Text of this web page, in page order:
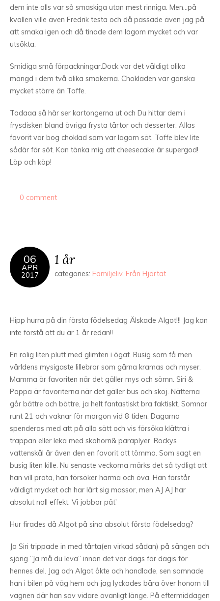
dem inte alls var så smaskiga utan mest rinniga. Men…på
kvällen ville även Fredrik testa och då passade även jag på
att smaka igen och då tinade dem lagom mycket och var
utsökta.
Smidiga små förpackningar.Dock var det väldigt olika
mängd i dem två olika smakerna. Chokladen var ganska
mycket större än Toffe.
Tadaaa så här ser kartongerna ut och Du hittar dem i
frysdisken bland övriga frysta tårtor och desserter. Allas
favorit var bog choklad som var lagom söt. Toffe blev lite
sådär för söt. Kan tänka mig att cheesecake är supergod!
Löp och köp!
0 comment
06
APR
2017
1 år
categories: Familjeliv, Från Hjärtat
Hipp hurra på din första födelsedag Älskade Algot!!! Jag kan
inte förstå att du är 1 år redan!!
En rolig liten plutt med glimten i ögat. Busig som få men
världens mysigaste lillebror som gärna kramas och myser.
Mamma är favoriten när det gäller mys och sömn. Siri &
Pappa är favoriterna när det gäller bus och skoj. Nätterna
går bättre och bättre, ja helt fantastiskt bra faktiskt. Somnar
runt 21 och vaknar för morgon vid 8 tiden. Dagarna
spenderas med att på alla sätt och vis försöka klättra i
trappan eller leka med skohorn& paraplyer. Rockys
vattenskål är även den en favorit att tömma. Som sagt en
busig liten kille. Nu senaste veckorna märks det så tydligt att
han vill prata, han försöker härma och öva. Han förstår
väldigt mycket och har lärt sig massor, men AJ AJ har
absolut noll effekt. Vi jobbar påt’
Hur firades då Algot på sina absolut första födelsedag?
Jo Siri trippade in med tårta(en virkad sådan) på sängen och
sjöng ”Ja må du leva” innan det var dags för dagis för
hennes del. Jag och Algot åkte och handlade, sen somnade
han i bilen på väg hem och jag lyckades bära över honom till
vagnen där han sov vidare ovanligt länge. På eftermiddagen